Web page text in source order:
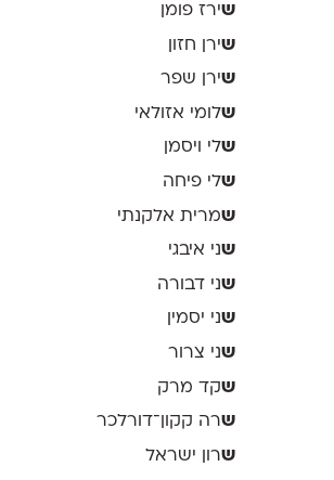
שירז פומן
שירן חזון
שירן שפר
שלומי אזולאי
שלי ויסמן
שלי פיחה
שמרית אלקנתי
שני איבגי
שני דבורה
שני יסמין
שני צרור
שקד מרק
שרה קקון־דורלכר
שרון ישראל